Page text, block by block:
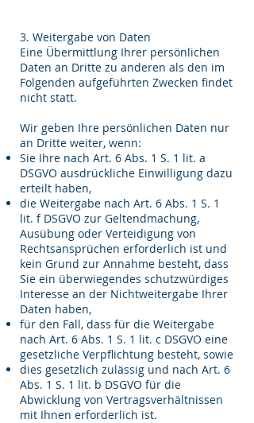
3. Weitergabe von Daten
Eine Übermittlung Ihrer persönlichen
Daten an Dritte zu anderen als den im
Folgenden aufgeführten Zwecken findet
nicht statt.
Wir geben Ihre persönlichen Daten nur
an Dritte weiter, wenn:
Sie Ihre nach Art. 6 Abs. 1 S. 1 lit. a
DSGVO ausdrückliche Einwilligung dazu
erteilt haben,
die Weitergabe nach Art. 6 Abs. 1 S. 1
lit. f DSGVO zur Geltendmachung,
Ausübung oder Verteidigung von
Rechtsansprüchen erforderlich ist und
kein Grund zur Annahme besteht, dass
Sie ein überwiegendes schutzwürdiges
Interesse an der Nichtweitergabe Ihrer
Daten haben,
für den Fall, dass für die Weitergabe
nach Art. 6 Abs. 1 S. 1 lit. c DSGVO eine
gesetzliche Verpflichtung besteht, sowie
dies gesetzlich zulässig und nach Art. 6
Abs. 1 S. 1 lit. b DSGVO für die
Abwicklung von Vertragsverhältnissen
mit Ihnen erforderlich ist.